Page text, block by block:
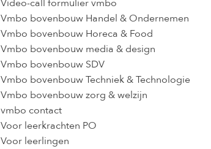
Video-call formulier vmbo
Vmbo bovenbouw Handel & Ondernemen
Vmbo bovenbouw Horeca & Food
Vmbo bovenbouw media & design
Vmbo bovenbouw SDV
Vmbo bovenbouw Techniek & Technologie
Vmbo bovenbouw zorg & welzijn
vmbo contact
Voor leerkrachten PO
Voor leerlingen